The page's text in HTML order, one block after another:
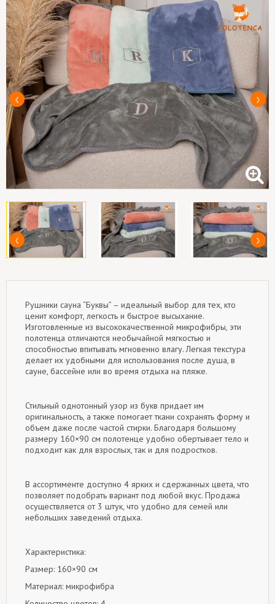
Рушники сауна “Буквы” – идеальный выбор для тех, кто
ценит комфорт, легкость и быстрое высыхание.
Изготовленные из высококачественной микрофибры, эти
полотенца отличаются необычайной мягкостью и
способностью впитывать мгновенно влагу. Легкая текстура
делает их удобными для использования после душа, в
сауне, бассейне или во время отдыха на пляже.
Стильный однотонный узор из букв придает им
оригинальность, а также помогает ткани сохранять форму и
объем даже после частой стирки. Благодаря большому
размеру 160×90 см полотенце удобно обертывает тело и
подходит как для взрослых, так и для подростков.
В ассортименте доступно 4 ярких и сдержанных цвета, что
позволяет подобрать вариант под любой вкус. Продажа
осуществляется от 3 штук, что удобно для семей или
небольших заведений отдыха.
Характеристика:
Размер: 160×90 см
Материал: микрофибра